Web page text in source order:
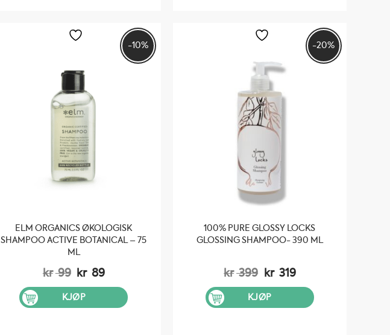
-10%
ELM ORGANICS ØKOLOGISK
SHAMPOO ACTIVE BOTANICAL – 75
ML
kr99 Opprinnelig
pris
var:
kr 99.
kr 89Nåværende
pris
kr 89.
KJØP
-20%
100% PURE GLOSSY LOCKS
GLOSSING SHAMPOO- 390 ML
kr399 Opprinnelig
pris
var:
kr 399.
kr 319Nåværende
pris
kr 319.
KJØP